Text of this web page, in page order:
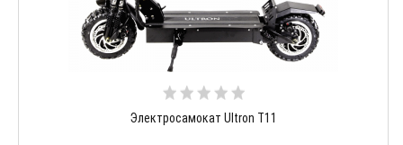
Электросамокат Ultron T11